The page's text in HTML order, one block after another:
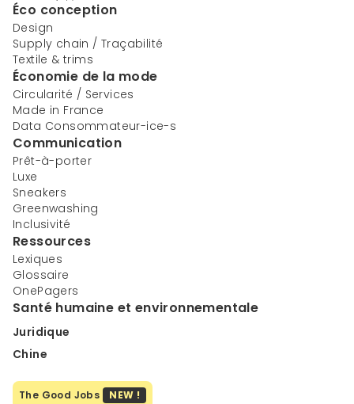
Éco conception
Design
Supply chain / Traçabilité
Textile & trims
Économie de la mode
Circularité / Services
Made in France
Data Consommateur-ice-s
Communication
Prêt-à-porter
Luxe
Sneakers
Greenwashing
Inclusivité
Ressources
Lexiques
Glossaire
OnePagers
Santé humaine et environnementale
Juridique
Chine
The Good Jobs NEW !